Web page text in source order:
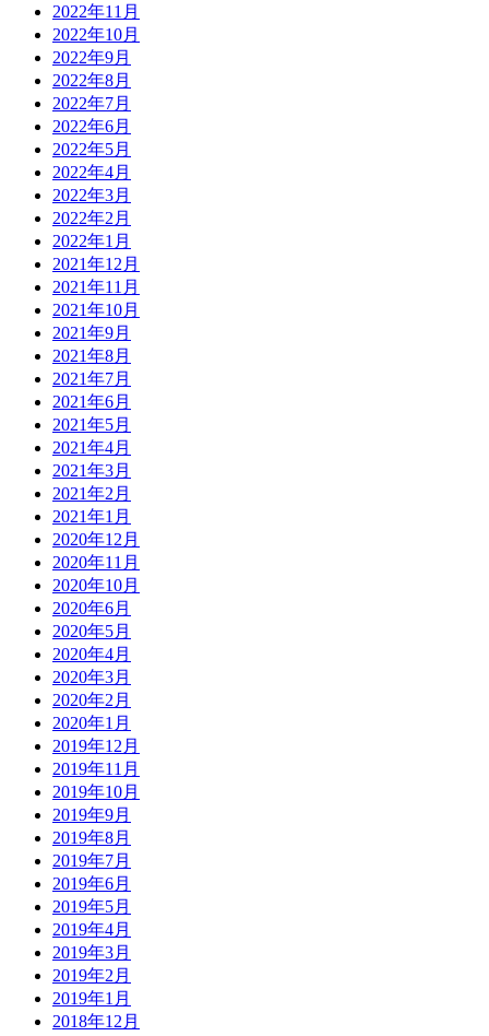
2022年11月
2022年10月
2022年9月
2022年8月
2022年7月
2022年6月
2022年5月
2022年4月
2022年3月
2022年2月
2022年1月
2021年12月
2021年11月
2021年10月
2021年9月
2021年8月
2021年7月
2021年6月
2021年5月
2021年4月
2021年3月
2021年2月
2021年1月
2020年12月
2020年11月
2020年10月
2020年6月
2020年5月
2020年4月
2020年3月
2020年2月
2020年1月
2019年12月
2019年11月
2019年10月
2019年9月
2019年8月
2019年7月
2019年6月
2019年5月
2019年4月
2019年3月
2019年2月
2019年1月
2018年12月